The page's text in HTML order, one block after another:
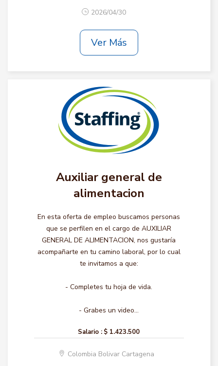
2026/04/30
Ver Más
Auxiliar general de
alimentacion
En esta oferta de empleo buscamos personas
que se perfilen en el cargo de AUXILIAR
GENERAL DE ALIMENTACION, nos gustaría
acompañarte en tu camino laboral, por lo cual
te invitamos a que:
- Completes tu hoja de vida.
- Grabes un video...
Salario : $ 1.423.500
Colombia Bolivar Cartagena